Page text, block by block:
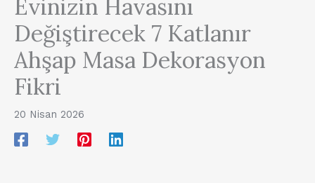
Evinizin Havasını
Değiştirecek 7 Katlanır
Ahşap Masa Dekorasyon
Fikri
20 Nisan 2026